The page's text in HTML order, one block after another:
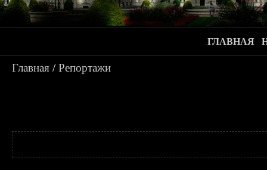
ГЛАВНАЯ
Главная /Репортажи